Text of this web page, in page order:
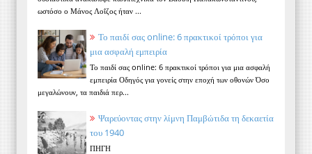
ωστόσο ο Μάνος Λοΐζος ήταν ...
Το παιδί σας online: 6 πρακτικοί τρόποι για
μια ασφαλή εμπειρία
Το παιδί σας online: 6 πρακτικοί τρόποι για μια ασφαλή
εμπειρία Οδηγός για γονείς στην εποχή των οθονών Όσο
μεγαλώνουν, τα παιδιά περ...
Ψαρεύοντας στην λίμνη Παμβώτιδα τη δεκαετία
του 1940
ΠΗΓΗ